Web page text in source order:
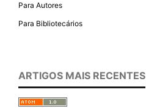
Para Autores
Para Bibliotecários
ARTIGOS MAIS RECENTES